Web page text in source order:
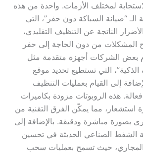
لمختلف الأزمات. واحدة من هذه
الـ “صيانة السباكة دون حفر”، التي
الناتجة عن التنظيف التقليدي،
المشكلات من دون الحاجة إلى حفر
بعض الشركات أجهزة متقدمة مثل
التي تستطيع تحديد موقع
إلى القيام بعمليات التنظيف
هذه الروبوتات مزودة بكاميرات
استشعار، مما يمكّن الفرق التقنية من
بصورة مباشرة ودقيقة. بالإضافة إلى
الشفط الصناعي الحديثة في تحسين
المجاري، حيث تسمح بعمليات سحب